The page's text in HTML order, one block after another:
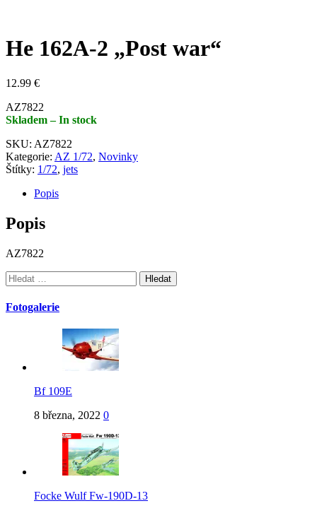
He 162A-2 „Post war“
12.99 €
AZ7822
Skladem – In stock
SKU: AZ7822
Kategorie: AZ 1/72, Novinky
Štítky: 1/72, jets
Popis
Popis
AZ7822
Vyhledávání
Fotogalerie
Bf 109E
8 března, 2022 0
Focke Wulf Fw-190D-13